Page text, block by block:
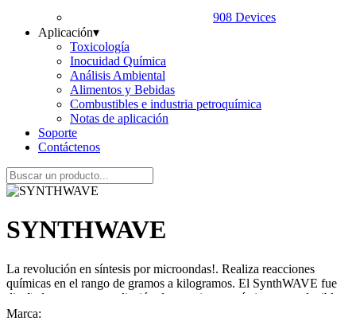
908 Devices
Aplicación▾
Toxicología
Inocuidad Química
Análisis Ambiental
Alimentos y Bebidas
Combustibles e industria petroquímica
Notas de aplicación
Soporte
Contáctenos
SYNTHWAVE
La revolución en síntesis por microondas!. Realiza reacciones
químicas en el rango de gramos a kilogramos. El SynthWAVE fue
diseñado para una ampliación de reacciones químicas reproducibles,
confiables y seguras.
Marca: